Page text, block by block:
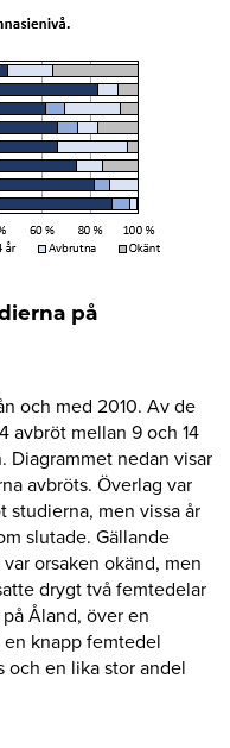
på
och med 2010. Av de
avbröt mellan 9 och 14
Diagrammet nedan visar
avbröts. Överlag var
studierna, men vissa år
slutade. Gällande
orsaken okänd, men
drygt två femtedelar
Åland, över en
knapp femtedel
en lika stor andel